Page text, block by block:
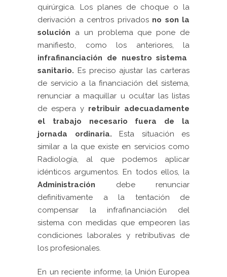
quirúrgica. Los planes de choque o la
derivación a centros privados no son la
solución a un problema que pone de
manifiesto, como los anteriores, la
infrafinanciación de nuestro sistema
sanitario. Es preciso ajustar las carteras
de servicio a la financiación del sistema,
renunciar a maquillar u ocultar las listas
de espera y retribuir adecuadamente
el trabajo necesario fuera de la
jornada ordinaria. Esta situación es
similar a la que existe en servicios como
Radiología, al que podemos aplicar
idénticos argumentos. En todos ellos, la
Administración debe renunciar
definitivamente a la tentación de
compensar la infrafinanciación del
sistema con medidas que empeoren las
condiciones laborales y retributivas de
los profesionales.
En un reciente informe, la Unión Europea